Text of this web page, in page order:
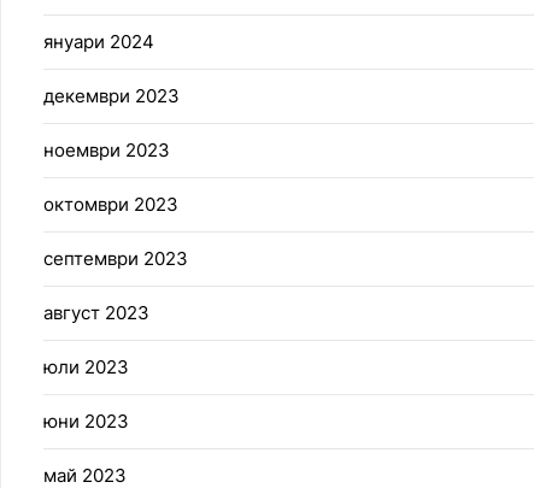
януари 2024
декември 2023
ноември 2023
октомври 2023
септември 2023
август 2023
юли 2023
юни 2023
май 2023